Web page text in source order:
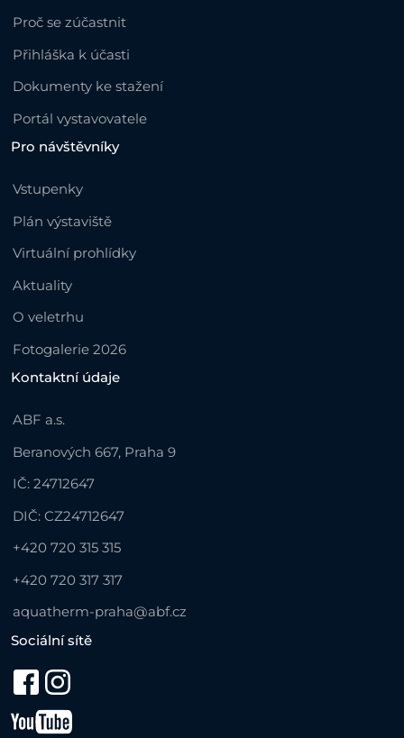
Proč se zúčastnit
Přihláška k účasti
Dokumenty ke stažení
Portál vystavovatele
Pro návštěvníky
Vstupenky
Plán výstaviště
Virtuální prohlídky
Aktuality
O veletrhu
Fotogalerie 2026
Kontaktní údaje
ABF a.s.
Beranových 667, Praha 9
IČ: 24712647
DIČ: CZ24712647
+420 720 315 315
+420 720 317 317
aquatherm-praha@abf.cz
Sociální sítě